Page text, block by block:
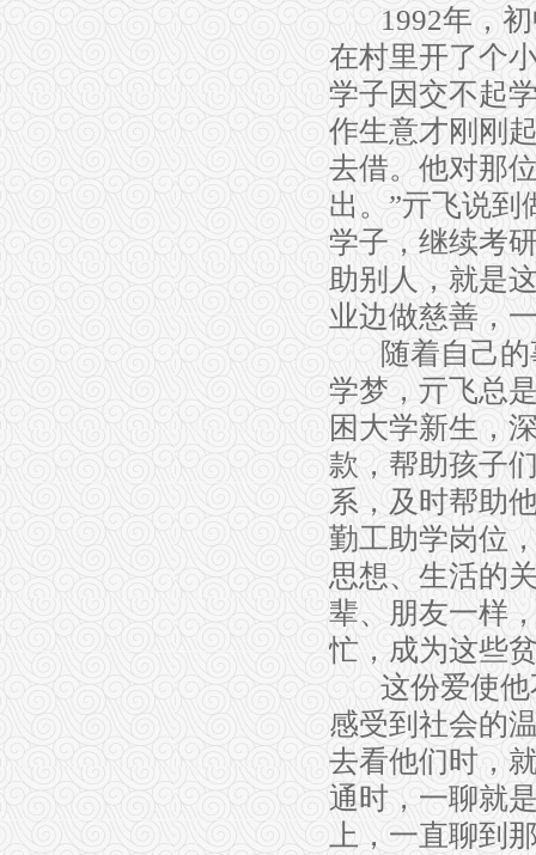
1992年，
在村里开了个
学子因交不起
作生意才刚刚
去借。他对那
出。”亓飞说到
学子，继续考
助别人，就是
业边做慈善，
随着自己
学梦，亓飞总
困大学新生，
款，帮助孩子
系，及时帮助
勤工助学岗位
思想、生活的
辈、朋友一样
忙，成为这些
这份爱使
感受到社会的
去看他们时，
通时，一聊就
上，一直聊到